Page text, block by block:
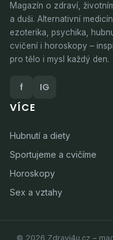
Magazín o zdraví,
a duši. Alternativní
ezoterika, psychika,
cvičení i horoskopy –
pro tělo i mysl každý den.
f IG
VÍCE
Hubnutí a diety
Sportujeme a cvičíme
Horoskopy
Sex a vztahy
© 2026 Zdravi4u.cz –